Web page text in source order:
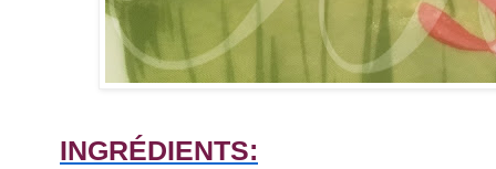
INGRÉDIENTS: